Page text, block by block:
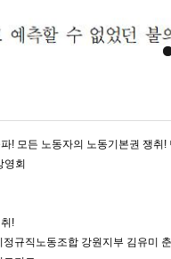
! 모든 노동자의 노동기본권 쟁취
영회
!
규직노동조합 강원지부 김유미